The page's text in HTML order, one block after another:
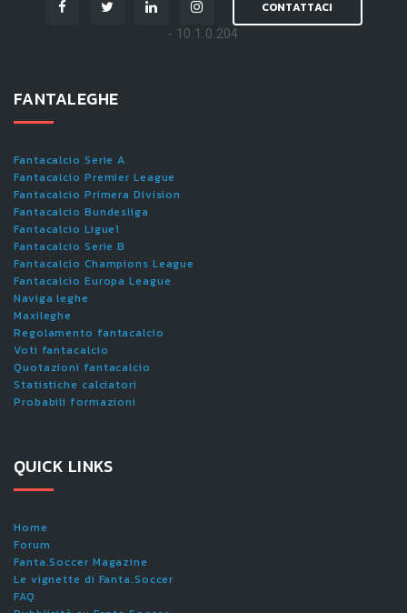
CONTATTACI
- 10.1.0.204
FANTALEGHE
Fantacalcio Serie A
Fantacalcio Premier League
Fantacalcio Primera Division
Fantacalcio Bundesliga
Fantacalcio Ligue1
Fantacalcio Serie B
Fantacalcio Champions League
Fantacalcio Europa League
Naviga leghe
Maxileghe
Regolamento fantacalcio
Voti fantacalcio
Quotazioni fantacalcio
Statistiche calciatori
Probabili formazioni
QUICK LINKS
Home
Forum
Fanta.Soccer Magazine
Le vignette di Fanta.Soccer
FAQ